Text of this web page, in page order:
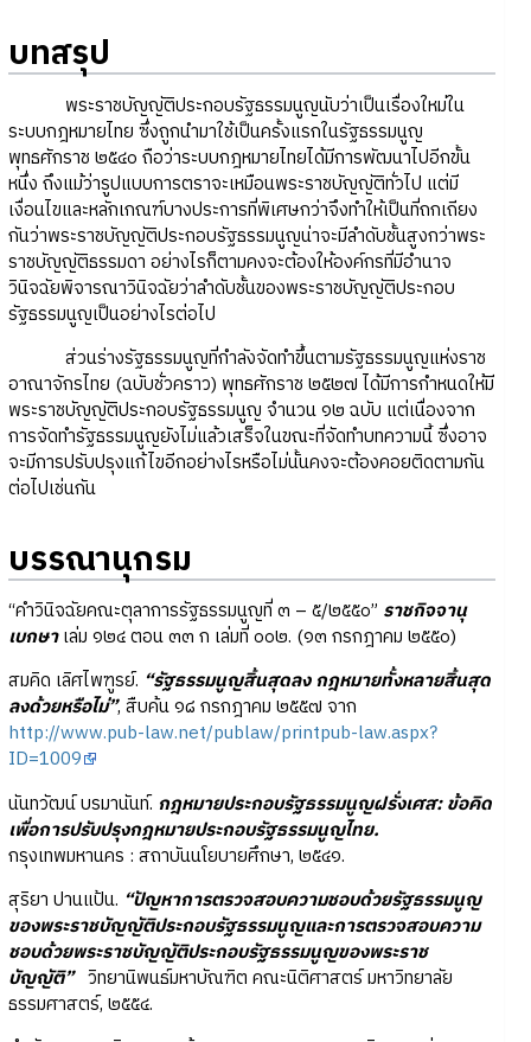
บทสรุป
พระราชบัญญัติประกอบรัฐธรรมนูญนับว่าเป็นเรื่องใหม่ใน
ระบบกฎหมายไทย ซึ่งถูกนำมาใช้เป็นครั้งแรกในรัฐธรรมนูญ
พุทธศักราช ๒๕๔๐ ถือว่าระบบกฎหมายไทยได้มีการพัฒนาไปอีกขั้น
หนึ่ง ถึงแม้ว่ารูปแบบการตราจะเหมือนพระราชบัญญัติทั่วไป แต่มี
เงื่อนไขและหลักเกณฑ์บางประการที่พิเศษกว่าจึงทำให้เป็นที่ถกเถียง
กันว่าพระราชบัญญัติประกอบรัฐธรรมนูญน่าจะมีลำดับชั้นสูงกว่าพระ
ราชบัญญัติธรรมดา อย่างไรก็ตามคงจะต้องให้องค์กรที่มีอำนาจ
วินิจฉัยพิจารณาวินิจฉัยว่าลำดับชั้นของพระราชบัญญัติประกอบ
รัฐธรรมนูญเป็นอย่างไรต่อไป
ส่วนร่างรัฐธรรมนูญที่กำลังจัดทำขึ้นตามรัฐธรรมนูญแห่งราช
อาณาจักรไทย (ฉบับชั่วคราว) พุทธศักราช ๒๕๒๗ ได้มีการกำหนดให้มี
พระราชบัญญัติประกอบรัฐธรรมนูญ จำนวน ๑๒ ฉบับ แต่เนื่องจาก
การจัดทำรัฐธรรมนูญยังไม่แล้วเสร็จในขณะที่จัดทำบทความนี้ ซึ่งอาจ
จะมีการปรับปรุงแก้ไขอีกอย่างไรหรือไม่นั้นคงจะต้องคอยติดตามกัน
ต่อไปเช่นกัน
บรรณานุกรม
“คำวินิจฉัยคณะตุลาการรัฐธรรมนูญที่ ๓ – ๕/๒๕๕๐” ราชกิจจานุ
เบกษาเล่ม ๑๒๔ ตอน ๓๓ ก เล่มที่ ๐๐๒. (๑๓ กรกฎาคม ๒๕๕๐)
สมคิด เลิศไพฑูรย์. “รัฐธรรมนูญสิ้นสุดลง กฎหมายทั้งหลายสิ้นสุด
ลงด้วยหรือไม่”, สืบค้น ๑๘ กรกฎาคม ๒๕๕๗ จาก
http://www.pub-law.net/publaw/printpub-law.aspx?
ID=1009
นันทวัฒน์ บรมานันท์. กฎหมายประกอบรัฐธรรมนูญฝรั่งเศส: ข้อคิด
เพื่อการปรับปรุงกฎหมายประกอบรัฐธรรมนูญไทย.
กรุงเทพมหานคร : สถาบันนโยบายศึกษา, ๒๕๔๑.
สุริยา ปานแป้น. “ปัญหาการตรวจสอบความชอบด้วยรัฐธรรมนูญ
ของพระราชบัญญัติประกอบรัฐธรรมนูญและการตรวจสอบความ
ชอบด้วยพระราชบัญญัติประกอบรัฐธรรมนูญของพระราช
บัญญัติ”วิทยานิพนธ์มหาบัณฑิต คณะนิติศาสตร์ มหาวิทยาลัย
ธรรมศาสตร์, ๒๕๕๔.